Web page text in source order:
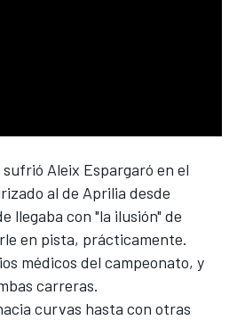
sufrió Aleix Espargaró en el
al de Aprilia desde
llegaba con "la ilusión" de
en pista, prácticamente.
médicos del campeonato, y
carreras.
curvas hasta con otras